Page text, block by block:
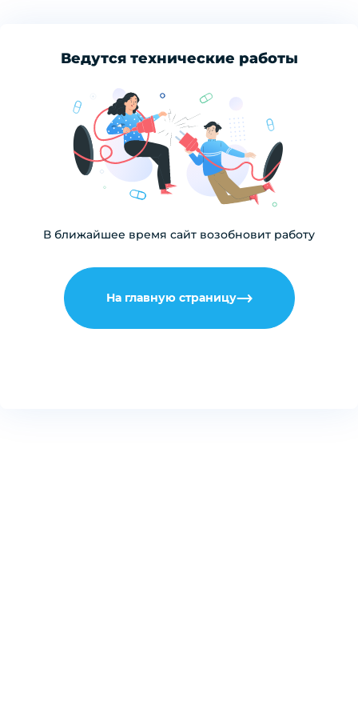
Ведутся технические работы
В ближайшее время сайт возобновит работу
На главную страницу